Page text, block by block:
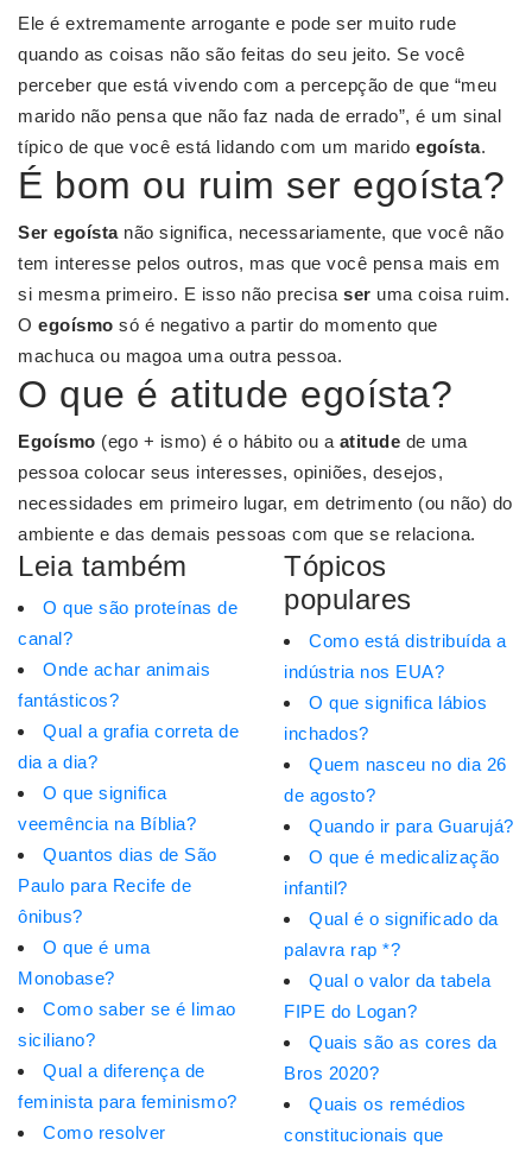
Ele é extremamente arrogante e pode ser muito rude
quando as coisas não são feitas do seu jeito. Se você
perceber que está vivendo com a percepção de que “meu
marido não pensa que não faz nada de errado”, é um sinal
típico de que você está lidando com um marido egoísta.
É bom ou ruim ser egoísta?
Ser egoístanão significa, necessariamente, que você não
tem interesse pelos outros, mas que você pensa mais em
si mesma primeiro. E isso não precisa ser uma coisa ruim.
O egoísmo só é negativo a partir do momento que
machuca ou magoa uma outra pessoa.
O que é atitude egoísta?
Egoísmo (ego + ismo) é o hábito ou a atitude de uma
pessoa colocar seus interesses, opiniões, desejos,
necessidades em primeiro lugar, em detrimento (ou não) do
ambiente e das demais pessoas com que se relaciona.
Leia também
O que são proteínas de
canal?
Onde achar animais
fantásticos?
Qual a grafia correta de
dia a dia?
O que significa
veemência na Bíblia?
Quantos dias de São
Paulo para Recife de
ônibus?
O que é uma
Monobase?
Como saber se é limao
siciliano?
Qual a diferença de
feminista para feminismo?
Como resolver
Tópicos
populares
Como está distribuída a
indústria nos EUA?
O que significa lábios
inchados?
Quem nasceu no dia 26
de agosto?
Quando ir para Guarujá?
O que é medicalização
infantil?
Qual é o significado da
palavra rap *?
Qual o valor da tabela
FIPE do Logan?
Quais são as cores da
Bros 2020?
Quais os remédios
constitucionais que